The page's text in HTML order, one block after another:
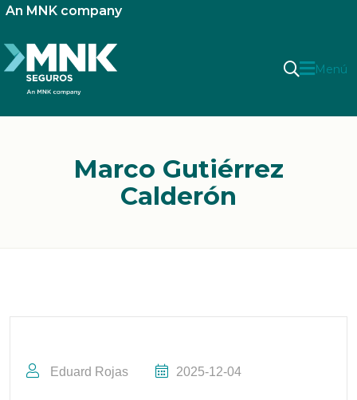
An MNK company
Menú
Marco Gutiérrez
Calderón
Eduard Rojas 2025-12-04